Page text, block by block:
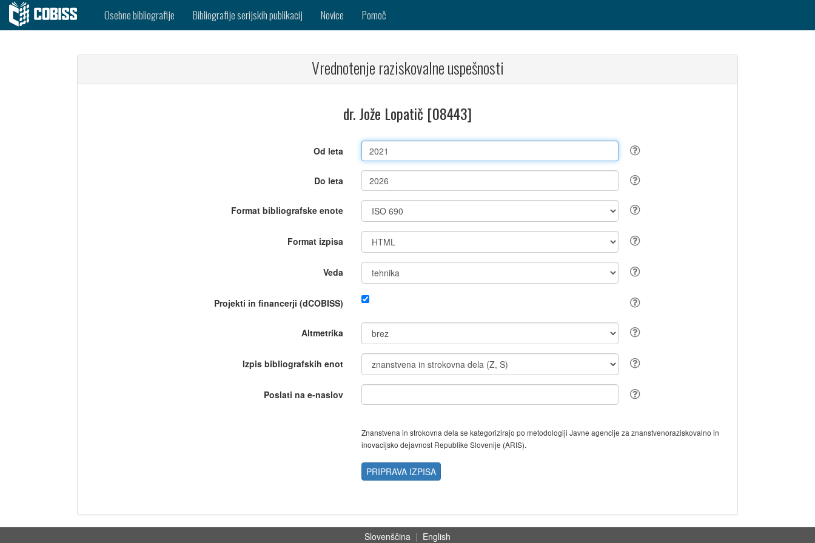
Osebne bibliografije Bibliografije serijskih publikacij Novice Pomoč
Vrednotenje raziskovalne uspešnosti
dr. Jože Lopatič [08443]
Od leta
Do leta
Format bibliografske enote
Format izpisa
Veda
Projekti in financerji (dCOBISS)
Altmetrika
Izpis bibliografskih enot
Poslati na e-naslov
Znanstvena in strokovna dela se kategorizirajo po metodologiji Javne agencije za znanstvenoraziskovalno in
inovacijsko dejavnost Republike Slovenije (ARIS).
PRIPRAVA IZPISA
Slovenščina | English